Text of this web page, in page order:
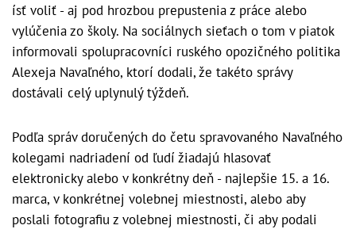
ísť voliť - aj pod hrozbou prepustenia z práce alebo
vylúčenia zo školy. Na sociálnych sieťach o tom v piatok
informovali spolupracovníci ruského opozičného politika
Alexeja Navaľného, ktorí dodali, že takéto správy
dostávali celý uplynulý týždeň.
Podľa správ doručených do četu spravovaného Navaľného
kolegami nadriadení od ľudí žiadajú hlasovať
elektronicky alebo v konkrétny deň - najlepšie 15. a 16.
marca, v konkrétnej volebnej miestnosti, alebo aby
poslali fotografiu z volebnej miestnosti, či aby podali